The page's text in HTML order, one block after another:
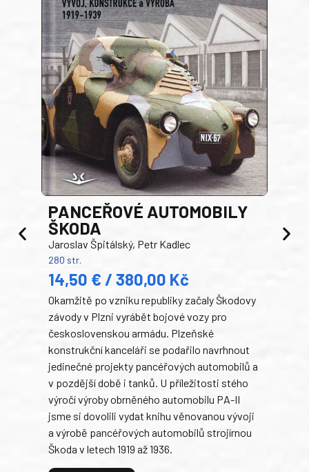
PANCEŘOVÉ AUTOMOBILY
ŠKODA
Jaroslav Špitálský, Petr Kadlec
280 str.
14,50 € / 380,00 Kč
Okamžitě po vzniku republiky začaly Škodovy
závody v Plzni vyrábět bojové vozy pro
československou armádu. Plzeňské
konstrukční kanceláři se podařilo navrhnout
jedinečné projekty pancéřových automobilů a
v pozdější době i tanků. U příležitosti stého
výročí výroby obrněného automobilu PA-II
jsme si dovolili vydat knihu věnovanou vývoji
a výrobě pancéřových automobilů strojírnou
Škoda v letech 1919 až 1936.